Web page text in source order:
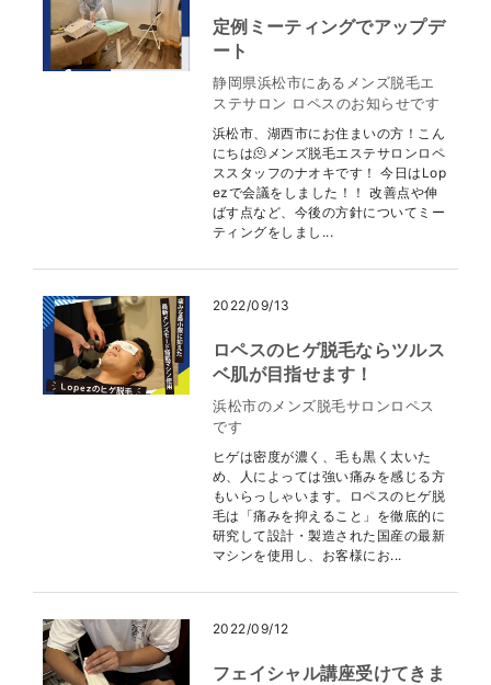
定例ミーティングでアップデ
ート
静岡県浜松市にあるメンズ脱毛エ
ステサロン ロペスのお知らせです
浜松市、湖西市にお住まいの方！こん
にちは🫠メンズ脱毛エステサロンロペ
ススタッフのナオキです！ 今日はLop
ezで会議をしました！！ 改善点や伸
ばす点など、今後の方針についてミー
ティングをしまし...
2022/09/13
ロペスのヒゲ脱毛ならツルス
ベ肌が目指せます！
浜松市のメンズ脱毛サロンロペス
です
ヒゲは密度が濃く、毛も黒く太いた
め、人によっては強い痛みを感じる方
もいらっしゃいます。ロペスのヒゲ脱
毛は「痛みを抑えること」を徹底的に
研究して設計・製造された国産の最新
マシンを使用し、お客様にお...
2022/09/12
フェイシャル講座受けてきま